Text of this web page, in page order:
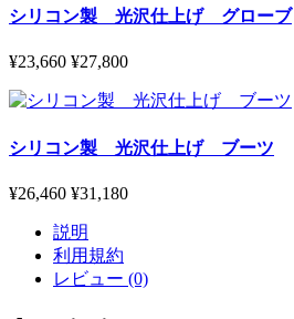
シリコン製 光沢仕上げ グローブ
¥23,660 ¥27,800
シリコン製 光沢仕上げ ブーツ
¥26,460 ¥31,180
説明
利用規約
レビュー (0)